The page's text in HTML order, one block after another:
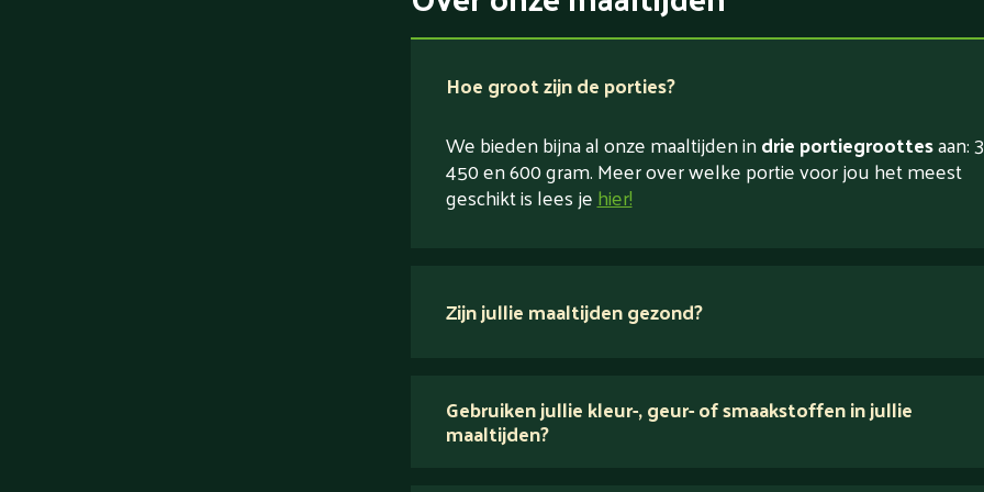
Hoe groot zijn de porties?
We bieden bijna al onze maaltijden indrie portiegroottesaan:
450 en 600 gram. Meer over welke portie voor jou het meest
geschikt is lees jehier!
Zijn jullie maaltijden gezond?
verse ingrediënten
Gebruiken jullie kleur-, geur- of smaakstoffen in jullie
maaltijden?